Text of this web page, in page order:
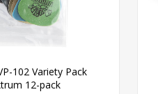
102 Variety Pack
12-pack